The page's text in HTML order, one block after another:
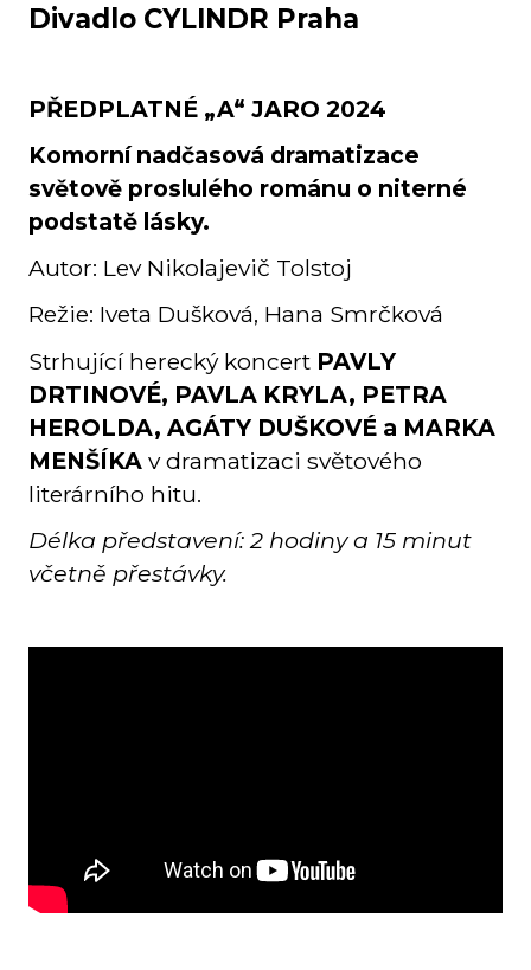
Divadlo CYLINDR Praha
PŘEDPLATNÉ „A“ JARO 2024
Komorní nadčasová dramatizace
světově proslulého románu o niterné
podstatě lásky.
Autor: Lev Nikolajevič Tolstoj
Režie: Iveta Dušková, Hana Smrčková
Strhující herecký koncert PAVLY
DRTINOVÉ, PAVLA KRYLA, PETRA
HEROLDA, AGÁTY DUŠKOVÉ a MARKA
MENŠÍKA v dramatizaci světového
literárního hitu.
Délka představení: 2 hodiny a 15 minut
včetně přestávky.